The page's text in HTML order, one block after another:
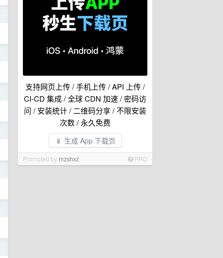
支持网页上传 / 手机上传 / API 上传 /
CI-CD 集成 / 全球 CDN 加速 / 密码访
问 / 安装统计 / 二维码分享 / 不限安装
次数 / 永久免费
📱 生成 App 下载页
Promoted by mzshxz PRO